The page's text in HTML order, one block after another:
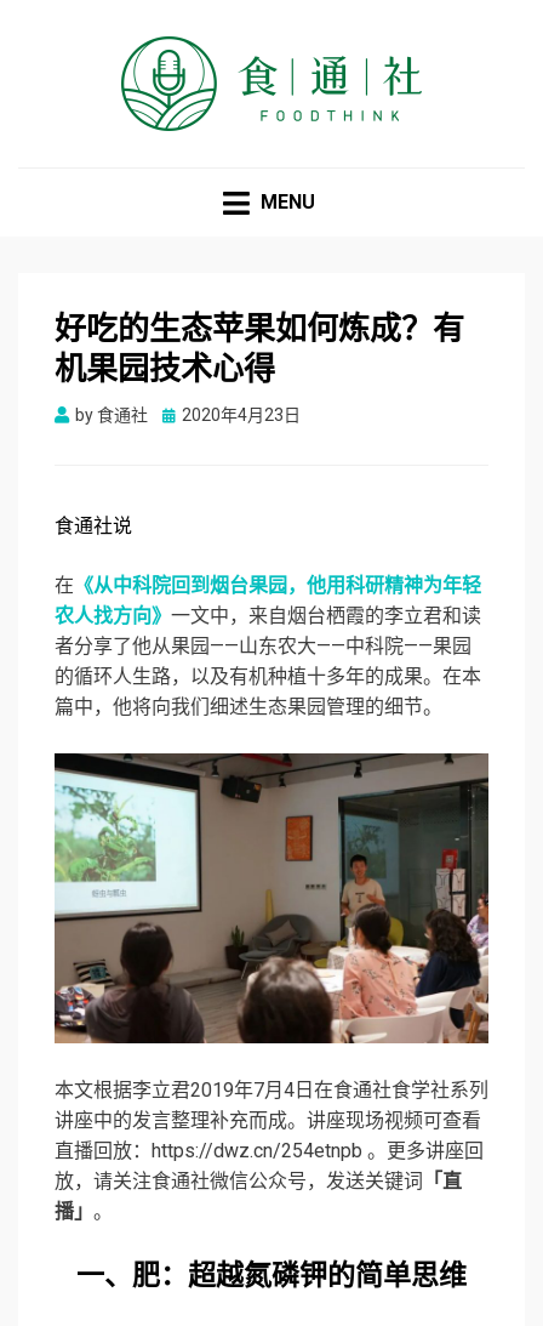
MENU
好吃的生态苹果如何炼成？有
机果园技术心得
by食通社
Posted
2020年4月23日
食通社说
在 《从中科院回到烟台果园，他用科研精神为年轻
农人找方向》 一文中，来自烟台栖霞的李立君和读
者分享了他从果园——山东农大——中科院——果园
的循环人生路，以及有机种植十多年的成果。在本
篇中，他将向我们细述生态果园管理的细节。
本文根据李立君2019年7月4日在食通社食学社系列
讲座中的发言整理补充而成。讲座现场视频可查看
直播回放：https://dwz.cn/254etnpb 。更多讲座回
放，请关注食通社微信公众号，发送关键词
「直
播」 。
一、肥：超越氮磷钾的简单思维